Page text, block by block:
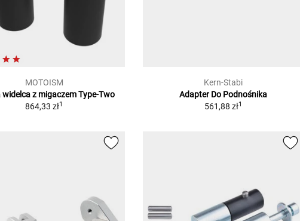
MOTOISM
widelca z migaczem Type-Two
864,33 zł1
Kern-Stabi
Adapter Do Podnośnika
561,88 zł1